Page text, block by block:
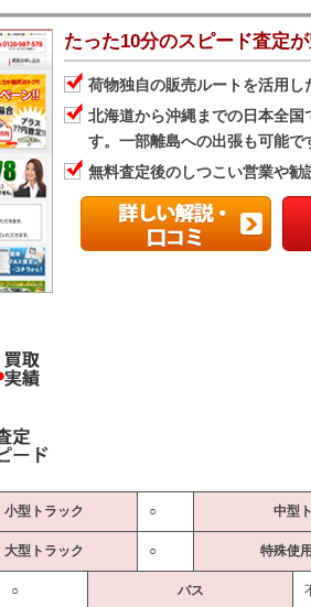
たった10分のスピード査定
荷物独自の販売ルートを活用し
北海道から沖縄までの日本全国
す。一部離島への出張も可能で
無料査定後のしつこい営業や
小型トラック ○ 中型
大型トラック ○ 特殊使
○ バス